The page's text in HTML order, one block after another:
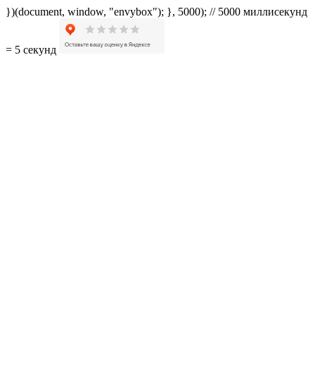
})(document, window, "envybox"); }, 5000); // 5000 миллисекунд
= 5 секунд